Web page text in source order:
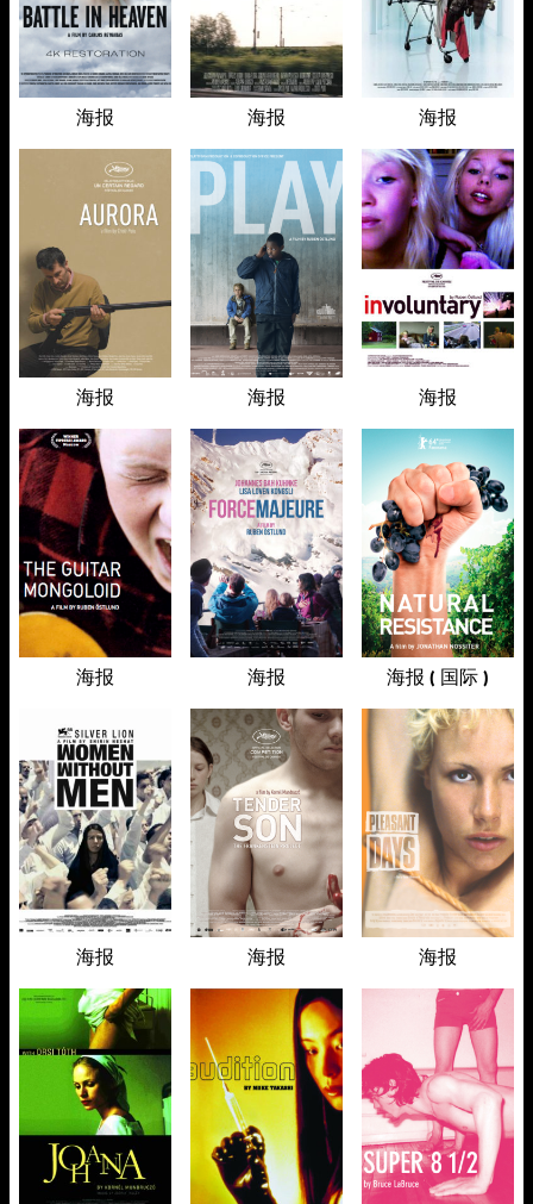
海报 海报 海报
海报 海报 海报
海报 海报 海报 ( 国际 )
海报 海报 海报